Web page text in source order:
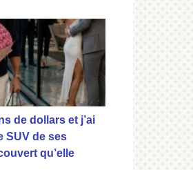
de dollars et j’ai
SUV de ses
qu’elle